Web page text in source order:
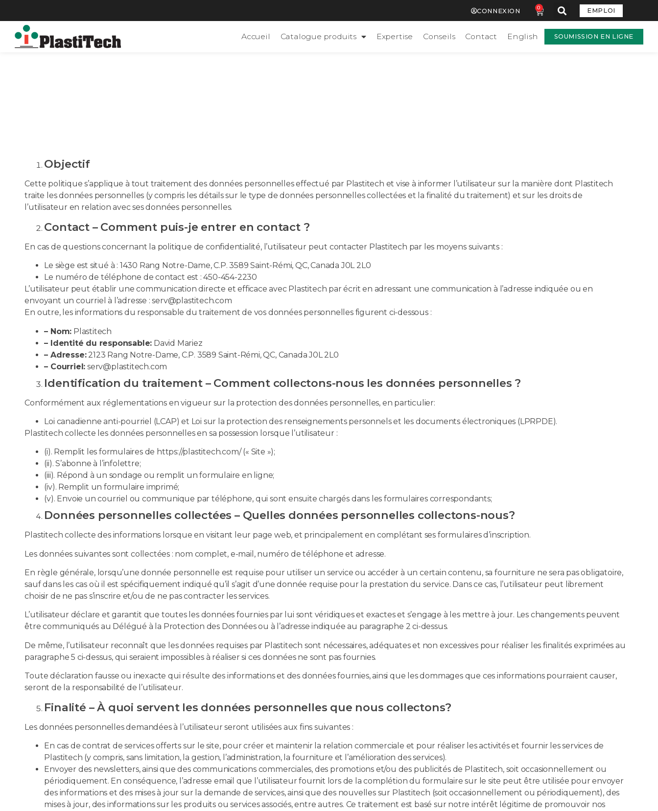
CONNEXION 0 EMPLOI
Accueil Catalogue produits Expertise Conseils Contact English SOUMISSION EN LIGNE
Objectif
Cette politique s’applique à tout traitement des données personnelles effectué par Plastitech et vise à informer l’utilisateur sur la manière dont Plastitech
traite les données personnelles (y compris les détails sur le type de données personnelles collectées et la finalité du traitement) et sur les droits de
l’utilisateur en relation avec ses données personnelles.
Contact – Comment puis-je entrer en contact ?
En cas de questions concernant la politique de confidentialité, l’utilisateur peut contacter Plastitech par les moyens suivants :
Le siège est situé à : 1430 Rang Notre-Dame, C.P. 3589 Saint-Rémi, QC, Canada J0L 2L0
Le numéro de téléphone de contact est : 450-454-2230
L’utilisateur peut établir une communication directe et efficace avec Plastitech par écrit en adressant une communication à l’adresse indiquée ou en
envoyant un courriel à l’adresse : serv@plastitech.com
En outre, les informations du responsable du traitement de vos données personnelles figurent ci-dessous :
– Nom: Plastitech
– Identité du responsable: David Mariez
– Adresse:2123 Rang Notre-Dame, C.P. 3589 Saint-Rémi, QC, Canada J0L 2L0
– Courriel: serv@plastitech.com
Identification du traitement – Comment collectons-nous les données personnelles ?
Conformément aux réglementations en vigueur sur la protection des données personnelles, en particulier:
Loi canadienne anti-pourriel (LCAP) et Loi sur la protection des renseignements personnels et les documents électroniques (LPRPDE).
Plastitech collecte les données personnelles en sa possession lorsque l’utilisateur :
(i). Remplit les formulaires de https://plastitech.com/ (« Site »);
(ii). S’abonne à l’infolettre;
(iii). Répond à un sondage ou remplit un formulaire en ligne;
(iv). Remplit un formulaire imprimé;
(v). Envoie un courriel ou communique par téléphone, qui sont ensuite chargés dans les formulaires correspondants;
Données personnelles collectées – Quelles données personnelles collectons-nous?
Plastitech collecte des informations lorsque en visitant leur page web, et principalement en complétant ses formulaires d’inscription.
Les données suivantes sont collectées : nom complet, e-mail, numéro de téléphone et adresse.
En règle générale, lorsqu’une donnée personnelle est requise pour utiliser un service ou accéder à un certain contenu, sa fourniture ne sera pas obligatoire,
sauf dans les cas où il est spécifiquement indiqué qu’il s’agit d’une donnée requise pour la prestation du service. Dans ce cas, l’utilisateur peut librement
choisir de ne pas s’inscrire et/ou de ne pas contracter les services.
L’utilisateur déclare et garantit que toutes les données fournies par lui sont véridiques et exactes et s’engage à les mettre à jour. Les changements peuvent
être communiqués au Délégué à la Protection des Données ou à l’adresse indiquée au paragraphe 2 ci-dessus.
De même, l’utilisateur reconnaît que les données requises par Plastitech sont nécessaires, adéquates et non excessives pour réaliser les finalités exprimées au
paragraphe 5 ci-dessus, qui seraient impossibles à réaliser si ces données ne sont pas fournies.
Toute déclaration fausse ou inexacte qui résulte des informations et des données fournies, ainsi que les dommages que ces informations pourraient causer,
seront de la responsabilité de l’utilisateur.
Finalité – À quoi servent les données personnelles que nous collectons?
Les données personnelles demandées à l’utilisateur seront utilisées aux fins suivantes :
En cas de contrat de services offerts sur le site, pour créer et maintenir la relation commerciale et pour réaliser les activités et fournir les services de
Plastitech (y compris, sans limitation, la gestion, l’administration, la fourniture et l’amélioration des services).
Envoyer des newsletters, ainsi que des communications commerciales, des promotions et/ou des publicités de Plastitech, soit occasionnellement ou
périodiquement. En conséquence, l’adresse email que l’utilisateur fournit lors de la complétion du formulaire sur le site peut être utilisée pour envoyer
des informations et des mises à jour sur la demande de services, ainsi que des nouvelles sur Plastitech (soit occasionnellement ou périodiquement), des
mises à jour, des informations sur les produits ou services associés, entre autres. Ce traitement est basé sur notre intérêt légitime de promouvoir nos